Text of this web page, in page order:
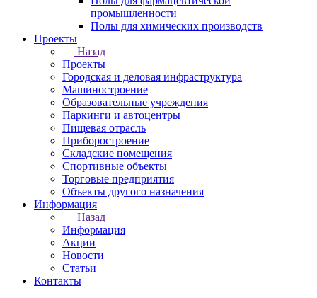
промышленности
Полы для химических производств
Проекты
Назад
Проекты
Городская и деловая инфраструктура
Машиностроение
Образовательные учреждения
Паркинги и автоцентры
Пищевая отрасль
Приборостроение
Складские помещения
Спортивные объекты
Торговые предприятия
Объекты другого назначения
Информация
Назад
Информация
Акции
Новости
Статьи
Контакты